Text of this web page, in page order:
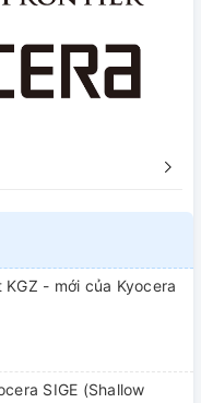
- mới của Kyocera
SIGE (Shallow